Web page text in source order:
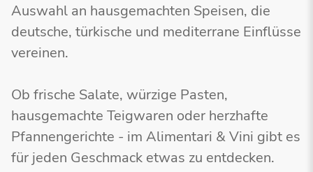
Auswahl an hausgemachten Speisen, die
deutsche, türkische und mediterrane Einflüsse
vereinen.
Ob frische Salate, würzige Pasten,
hausgemachte Teigwaren oder herzhafte
Pfannengerichte - im Alimentari & Vini gibt es
für jeden Geschmack etwas zu entdecken.